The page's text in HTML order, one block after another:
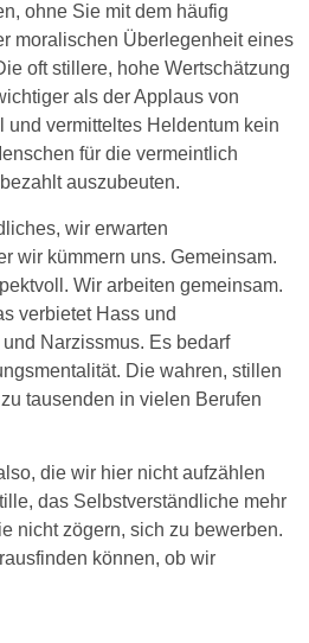
ohne Sie mit dem häufig
moralischen Überlegenheit eines
oft stillere, hohe Wertschätzung
als der Applaus von
vermitteltes Heldentum kein
für die vermeintlich
auszubeuten.
wir erwarten
wir kümmern uns. Gemeinsam.
Wir arbeiten gemeinsam.
verbietet Hass und
Narzissmus. Es bedarf
Die wahren, stillen
tausenden in vielen Berufen
die wir hier nicht aufzählen
das Selbstverständliche mehr
nicht zögern, sich zu bewerben.
können, ob wir